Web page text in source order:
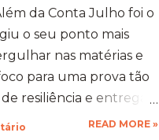
da Conta ​Julho foi o
o seu ponto mais
nas matérias e
para uma prova tão
resiliência e entrega.
se compromete de
READ MORE »